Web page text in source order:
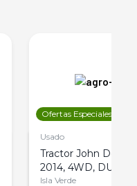
Ofertas Especiales
Usado
Tractor John Deere
2014, 4WD, DUAL
Isla Verde